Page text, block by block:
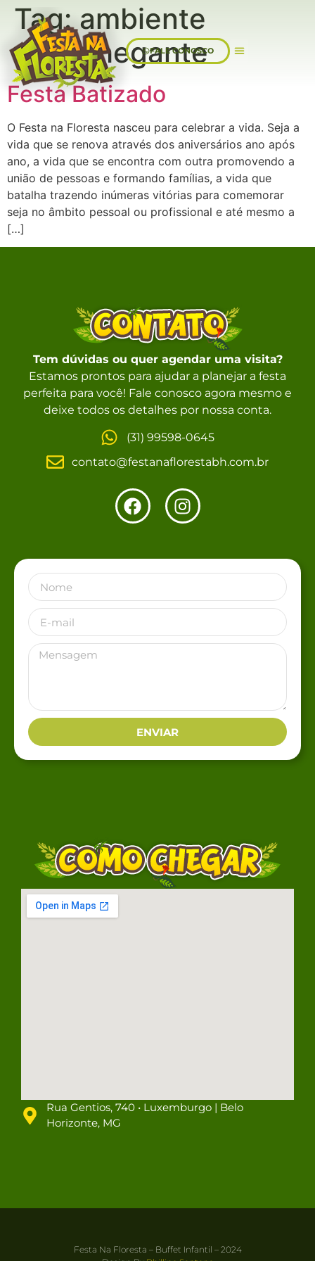
FALE CONOSCO
Tag:ambiente
aconchegante
Festa Batizado
O Festa na Floresta nasceu para celebrar a vida. Seja a
vida que se renova através dos aniversários ano após
ano, a vida que se encontra com outra promovendo a
união de pessoas e formando famílias, a vida que
batalha trazendo inúmeras vitórias para comemorar
seja no âmbito pessoal ou profissional e até mesmo a
[…]
Tem dúvidas ou quer agendar uma visita?
Estamos prontos para ajudar a planejar a festa
perfeita para você! Fale conosco agora mesmo e
deixe todos os detalhes por nossa conta.
(31) 99598-0645
contato@festanaflorestabh.com.br
ENVIAR
Rua Gentios, 740 • Luxemburgo | Belo
Horizonte, MG
Festa Na Floresta – Buffet Infantil – 2024